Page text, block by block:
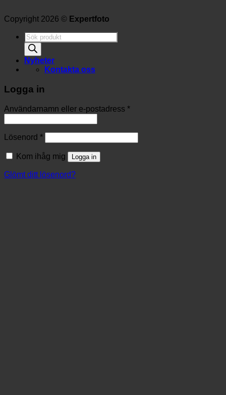
Copyright 2026 © Expertfoto
Produktsökning
Nyheter
Kontakta oss
Logga in
Användarnamn eller e-postadress *
Lösenord *
Kom ihåg mig Logga in
Glömt ditt lösenord?